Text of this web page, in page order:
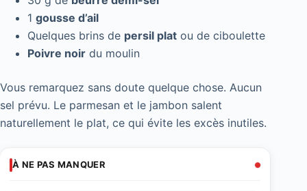
1 gousse d’ail
Quelques brins de persil plat ou de ciboulette
Poivre noir du moulin
Vous remarquez sans doute quelque chose. Aucun
sel prévu. Le parmesan et le jambon salent
naturellement le plat, ce qui évite les excès inutiles.
À NE PAS MANQUER